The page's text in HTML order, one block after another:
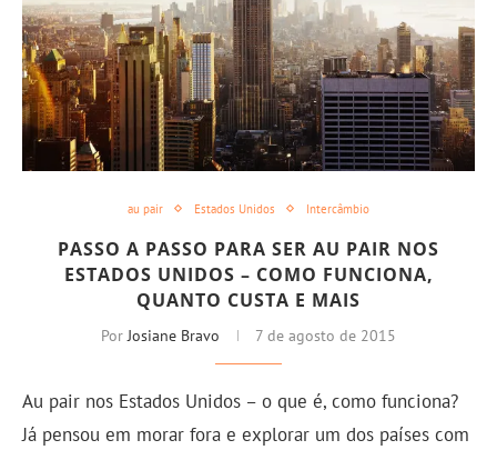
au pair Estados Unidos Intercâmbio
PASSO A PASSO PARA SER AU PAIR NOS
ESTADOS UNIDOS – COMO FUNCIONA,
QUANTO CUSTA E MAIS
Por Josiane Bravo 7 de agosto de 2015
Au pair nos Estados Unidos – o que é, como funciona?
Já pensou em morar fora e explorar um dos países com